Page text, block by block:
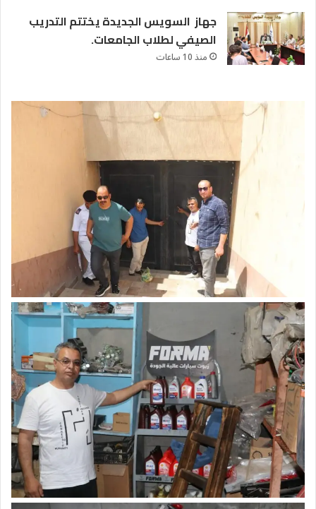
جهاز السويس الجديدة يختتم التدريب
الصيفي لطلاب الجامعات.
منذ 10 ساعات